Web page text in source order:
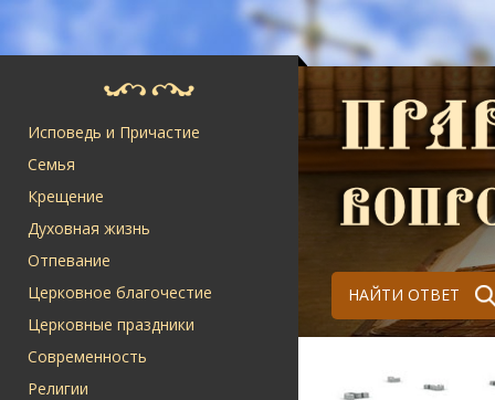
Исповедь и Причастие
Семья
Крещение
Духовная жизнь
Отпевание
Церковное благочестие
Церковные праздники
Современность
Религии
НАЙТИ ОТВЕТ